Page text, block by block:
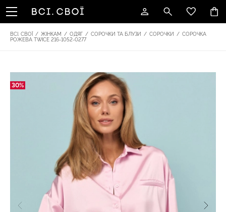
ВСІ. СВОЇ / ЖІНКАМ / ОДЯГ / СОРОЧКИ ТА БЛУЗИ / СОРОЧКИ / СОРОЧКА
РОЖЕВА TWICE 216-1052-0277
30%